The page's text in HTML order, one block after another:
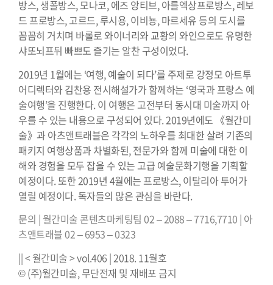
방스, 생폴방스, 모나코, 에즈 앙티브, 아를엑상프로방스, 레보
드 프로방스, 고르드, 루시용, 이비뇽, 마르세유 등의 도시를
꼼꼼히 거치며 바롤로 와이너리와 교황의 와인으로도 유명한
샤또뇌프뒤 빠쁘도 즐기는 알찬 구성이었다.
2019년 1월에는 ‘여행, 예술이 되다’를 주제로 강정모 아트투
어디렉터와 김찬용 전시해설가가 함께하는 ‘영국과 프랑스 예
술여행’을 진행한다. 이 여행은 고전부터 동시대 미술까지 아
우를 수 있는 내용으로 구성되어 있다. 2019년에도 《월간미
술》과 아츠앤트래블은 각각의 노하우를 최대한 살려 기존의
패키지 여행상품과 차별화된, 전문가와 함께 미술에 대한 이
해와 경험을 모두 잡을 수 있는 고급 예술문화기행을 기획할
예정이다. 또한 2019년 4월에는 프로방스, 이탈리아 투어가
열릴 예정이다. 독자들의 많은 관심을 바란다.
문의 | 월간미술 콘텐츠마케팅팀 02 – 2088 – 7716,7710 | 아
츠앤트래블 02 – 6953 – 0323
|| < 월간미술 > vol.406 | 2018. 11월호⠀⠀
© (주)월간미술, 무단전재 및 재배포 금지